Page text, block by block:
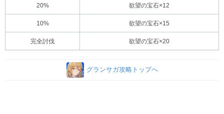
20% 欲望の宝石×12
10% 欲望の宝石×15
完全討伐 欲望の宝石×20
グランサガ攻略トップへ